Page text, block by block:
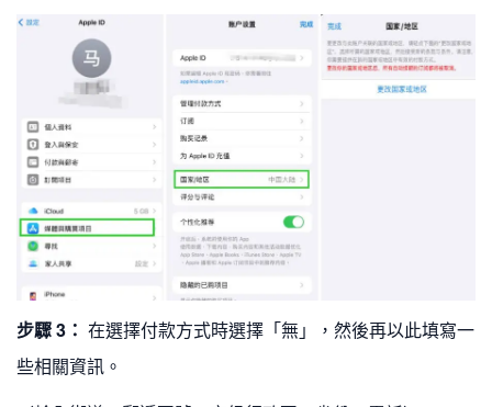
步驟 3： 在選擇付款方式時選擇「無」，然後再以此填寫一
些相關資訊。